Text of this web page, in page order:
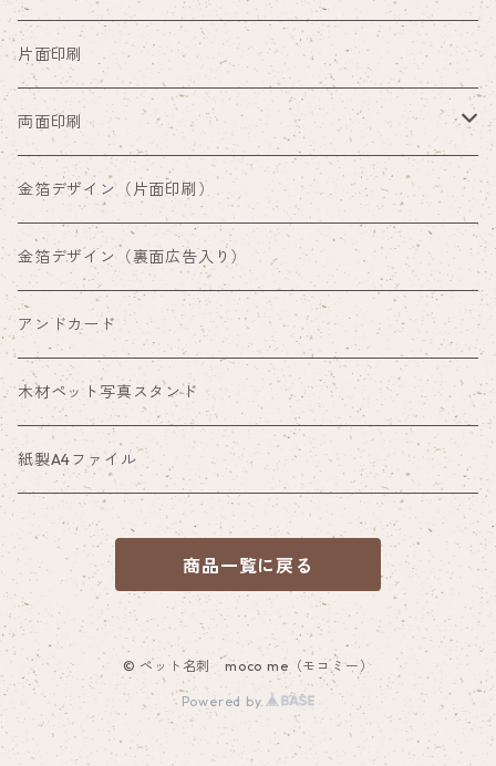
片面印刷
両面印刷
両面印刷（裏面通常デザイン）
両面印刷（裏面広告入り）
金箔デザイン（片面印刷）
金箔デザイン（裏面広告入り）
アンドカード
木材ペット写真スタンド
紙製A4ファイル
商品一覧に戻る
© ペット名刺 moco me（モコミー）
Powered by